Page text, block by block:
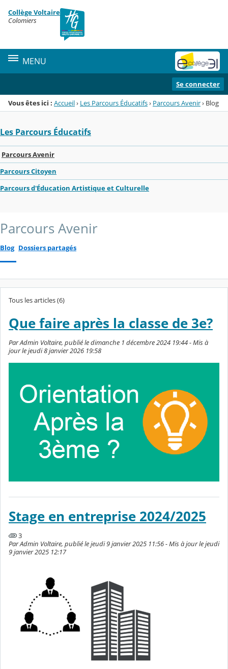
Menu de la rubrique
Contenu
Collège Voltaire
Colomiers
MENU
Se connecter
Vous êtes ici : Accueil› Les Parcours Éducatifs› Parcours Avenir› Blog
Les Parcours Éducatifs
Parcours Avenir
Parcours Citoyen
Parcours d'Éducation Artistique et Culturelle
Parcours Avenir
Blog Dossiers partagés
Tous les articles (6)
Que faire après la classe de 3e?
Par Admin Voltaire, publié le dimanche 1 décembre 2024 19:44 - Mis à
jour le jeudi 8 janvier 2026 19:58
Stage en entreprise 2024/2025
3
Par Admin Voltaire, publié le jeudi 9 janvier 2025 11:56 - Mis à jour le jeudi
9 janvier 2025 12:17